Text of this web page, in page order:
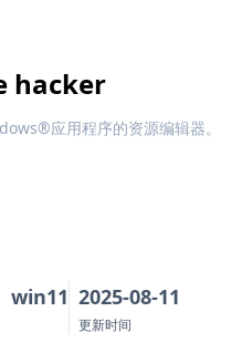
hacker
应用程序的资源编辑器。
win11 2025-08-11
更新时间